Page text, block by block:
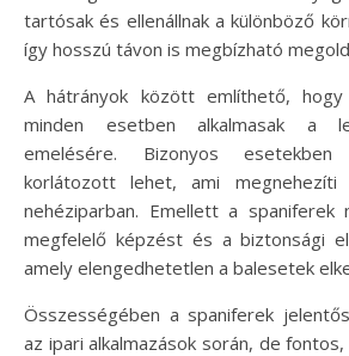
tartósak és ellenállnak a különböző
így hosszú távon is megbízható
A hátrányok között említhető,
minden esetben alkalmasak a
emelésére. Bizonyos
korlátozott lehet, ami megnehezíti
nehéziparban. Emellett a spaniferek
megfelelő képzést és a biztonsági
amely elengedhetetlen a balesetek
Összességében a spaniferek
az ipari alkalmazások során, de